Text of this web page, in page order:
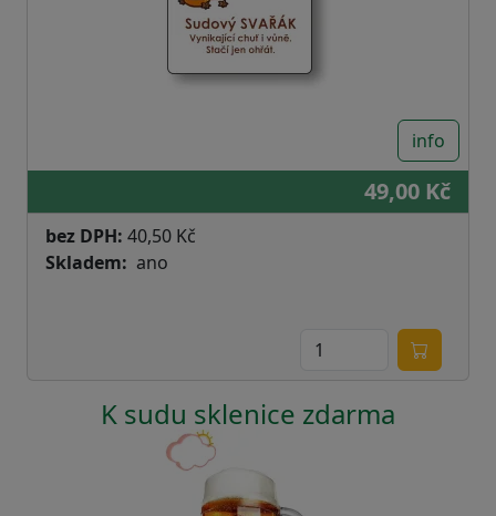
info
49,00 Kč
bez DPH: 40,50 Kč
Skladem
ano
K sudu sklenice zdarma